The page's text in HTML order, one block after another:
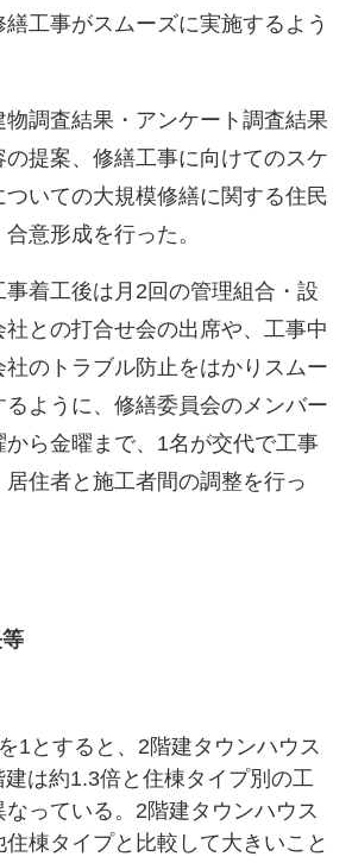
工事がスムーズに実施するよう
調査結果・アンケート調査結果
提案、修繕工事に向けてのスケ
ついての大規模修繕に関する住民
意形成を行った。
着工後は月2回の管理組合・設
との打合せ会の出席や、工事中
のトラブル防止をはかりスムー
るように、修繕委員会のメンバー
から金曜まで、1名が交代で工事
住者と施工者間の調整を行っ
1とすると、2階建タウンハウス
は約1.3倍と住棟タイプ別の工
っている。2階建タウンハウス
棟タイプと比較して大きいこと